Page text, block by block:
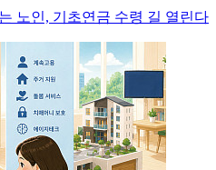
노인, 기초연금 수령 길 열린다